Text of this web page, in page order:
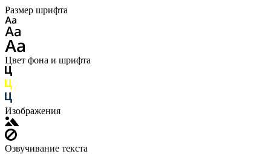
Размер шрифта
Цвет фона и шрифта
Изображения
Озвучивание текста